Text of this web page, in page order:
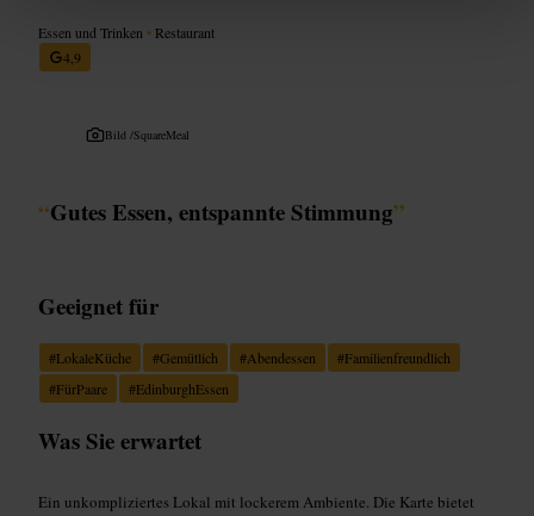
Essen und Trinken • Restaurant
4,9
Bild /SquareMeal
“Gutes Essen, entspannte Stimmung”
Geeignet für
#LokaleKüche #Gemütlich #Abendessen #Familienfreundlich
#FürPaare #EdinburghEssen
Was Sie erwartet
Ein unkompliziertes Lokal mit lockerem Ambiente. Die Karte bietet